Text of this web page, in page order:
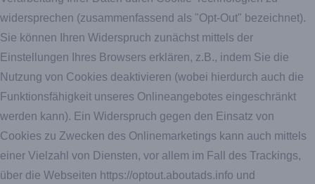
widersprechen (zusammenfassend als "Opt-Out" bezeichnet).
Sie können Ihren Widerspruch zunächst mittels der
Einstellungen Ihres Browsers erklären, z.B., indem Sie die
Nutzung von Cookies deaktivieren (wobei hierdurch auch die
Funktionsfähigkeit unseres Onlineangebotes eingeschränkt
werden kann). Ein Widerspruch gegen den Einsatz von
Cookies zu Zwecken des Onlinemarketings kann auch mittels
einer Vielzahl von Diensten, vor allem im Fall des Trackings,
über die Webseiten https://optout.aboutads.info und